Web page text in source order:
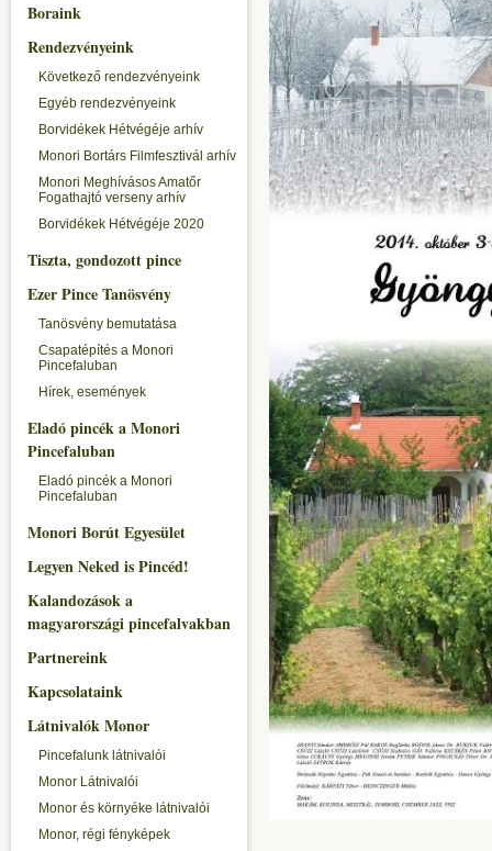
Boraink
Rendezvényeink
Következő rendezvényeink
Egyéb rendezvényeink
Borvidékek Hétvégéje arhív
Monori Bortárs Filmfesztivál arhív
Monori Meghívásos Amatőr
Fogathajtó verseny arhív
Borvidékek Hétvégéje 2020
Tiszta, gondozott pince
Ezer Pince Tanösvény
Tanösvény bemutatása
Csapatépítés a Monori
Pincefaluban
Hírek, események
Eladó pincék a Monori
Pincefaluban
Eladó pincék a Monori
Pincefaluban
Monori Borút Egyesület
Legyen Neked is Pincéd!
Kalandozások a
magyarországi pincefalvakban
Partnereink
Kapcsolataink
Látnivalók Monor
Pincefalunk látnivalói
Monor Látnivalói
Monor és környéke látnivalói
Monor, régi fényképek